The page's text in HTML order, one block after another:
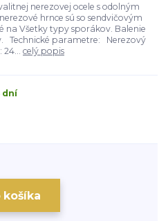
nerezovej ocele s odolným
hrnce sú so sendvičovým
na Všetky typy sporákov. Balenie
Technické parametre: Nerezový
celý popis
dní
košíka